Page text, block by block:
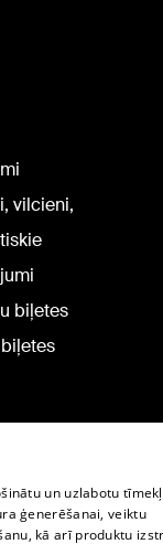
vilcieni,
biļetes
un uzlabotu
ģenerēšanai, veiktu
kā arī produktu